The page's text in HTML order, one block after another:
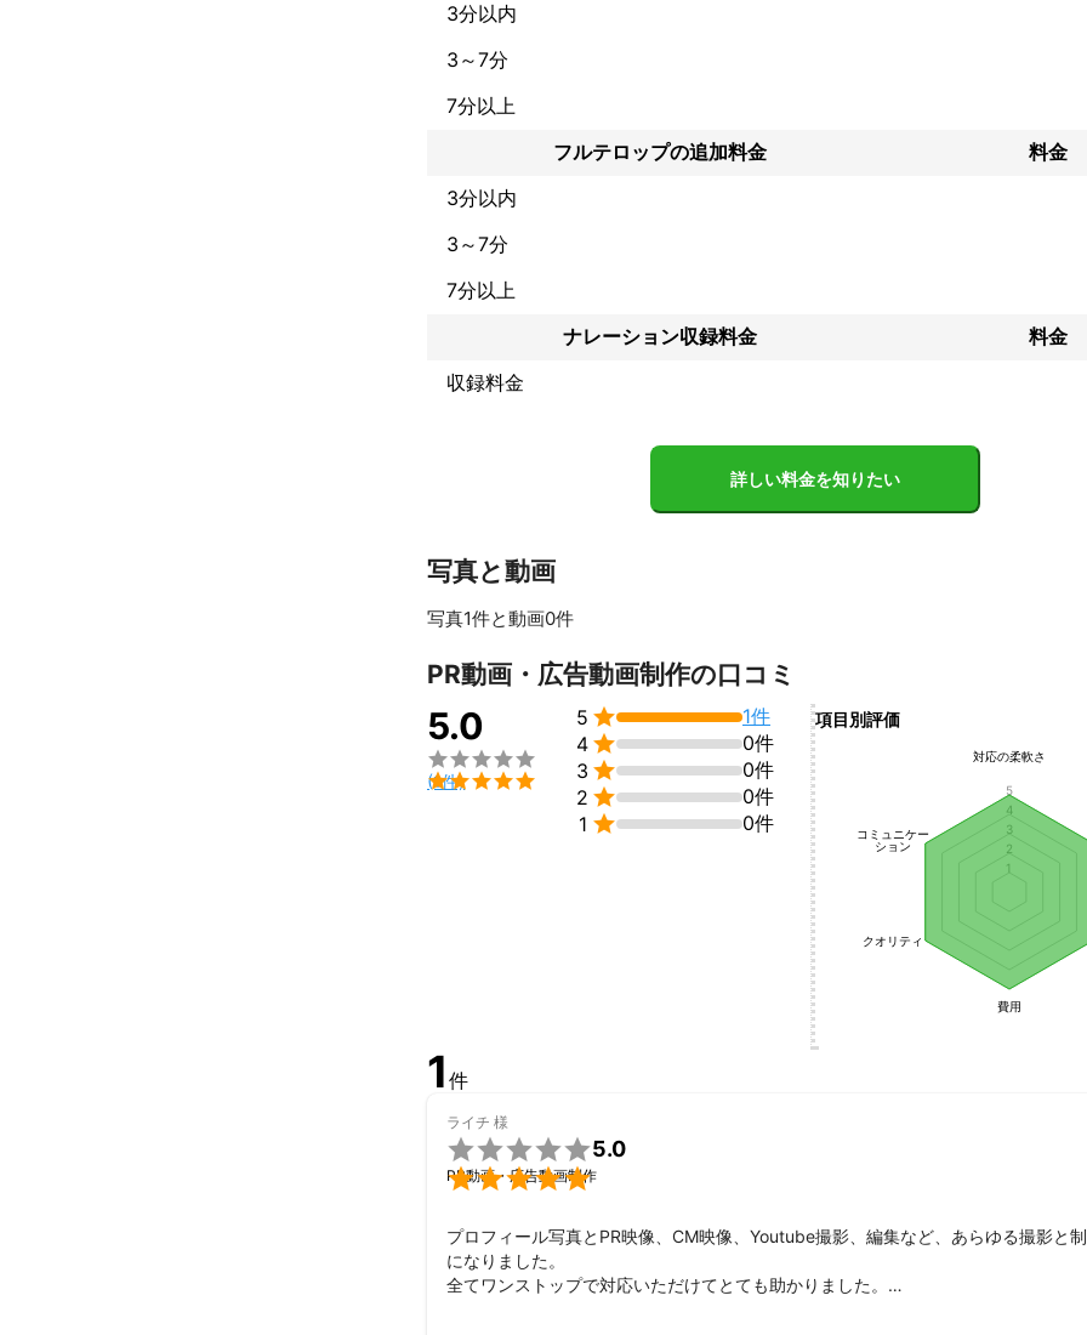
3分以内
3～7分
7分以上
フルテロップの追加料金
料金
3分以内
3～7分
7分以上
ナレーション収録料金
料金
収録料金
詳しい料金を知りたい
写真と動画
写真1件と動画0件
PR動画・広告動画制作の口コミ
5.0


(1件)
5 
1件
4 
0件
3 
0件
2 
0件
1  0件
項目別評価
対応の柔軟さ
費用
クオリティ
コミュニケー
ション
1
2
3
4
5
1 件
ライチ 様


5.0
PR動画・広告動画制作
プロフィール写真とPR映像、CM映像、Youtube撮影、編集など、あらゆる撮影と
になりました。
全てワンストップで対応いただけてとても助かりました。